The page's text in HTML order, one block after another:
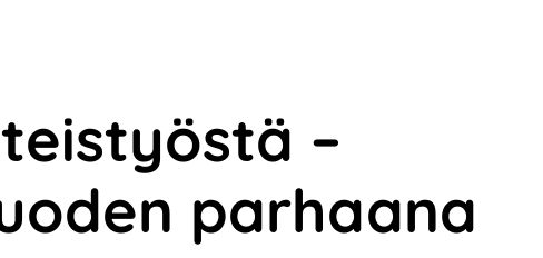
–
parhaana